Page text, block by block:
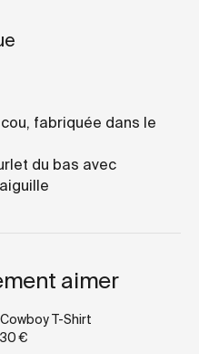
fabriquée dans le
du bas avec
aimer
Cowboy T-Shirt
30 €